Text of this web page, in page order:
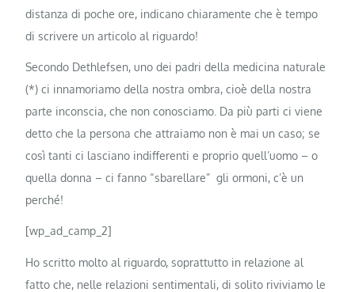
distanza di poche ore, indicano chiaramente che è tempo
di scrivere un articolo al riguardo!
Secondo Dethlefsen, uno dei padri della medicina naturale
(*) ci innamoriamo della nostra ombra, cioè della nostra
parte inconscia, che non conosciamo. Da più parti ci viene
detto che la persona che attraiamo non è mai un caso; se
così tanti ci lasciano indifferenti e proprio quell’uomo – o
quella donna – ci fanno “sbarellare” gli ormoni, c’è un
perché!
[wp_ad_camp_2]
Ho scritto molto al riguardo, soprattutto in relazione al
fatto che, nelle relazioni sentimentali, di solito riviviamo le